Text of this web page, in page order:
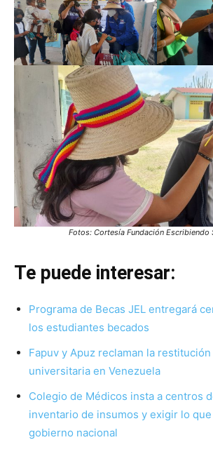
Fotos: Cortesía Fundación Escribiendo
Te puede interesar:
Programa de Becas JEL entregará
los estudiantes becados
Fapuv y Apuz reclaman la
universitaria en Venezuela
Colegio de Médicos insta a centros
inventario de insumos y exigir lo que
gobierno nacional